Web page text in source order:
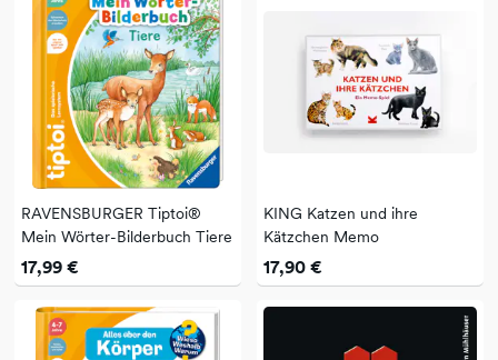
RAVENSBURGER Tiptoi®
Mein Wörter-Bilderbuch Tiere
17,99 €
KING Katzen und ihre
Kätzchen Memo
17,90 €